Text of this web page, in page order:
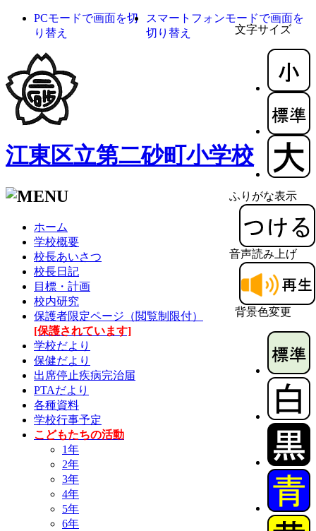
文字サイズ
ふりがな表示
音声読み上げ
背景色変更
PCモードで画面を切
り替え
スマートフォンモードで画面を
切り替え
江東区立第二砂町小学校
ホーム
学校概要
校長あいさつ
校長日記
目標・計画
校内研究
保護者限定ページ（閲覧制限付）
[保護されています]
学校だより
保健だより
出席停止疾病完治届
PTAだより
各種資料
学校行事予定
こどもたちの活動
1年
2年
3年
4年
5年
6年